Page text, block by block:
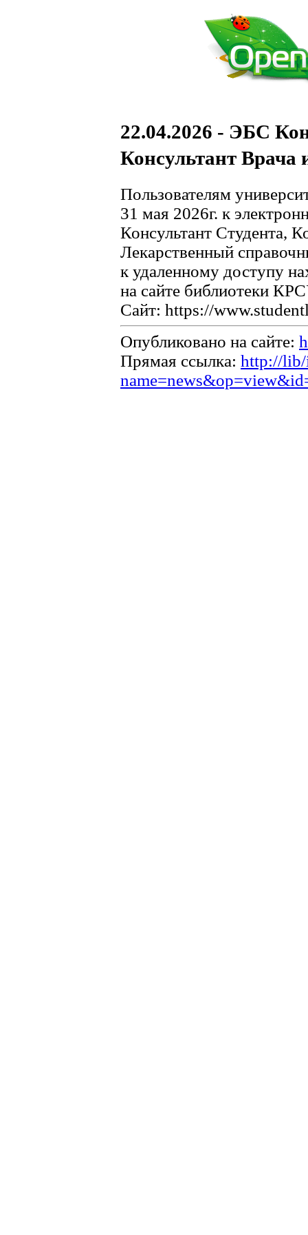
22.04.2026 - ЭБС
Консультант
Пользователям
31 мая 2026г. к
Консультант Студента,
Лекарственный
к удаленному доступу
на сайте библиотеки
Сайт: https://
Опубликовано на сайте:
Прямая ссылка: http://lib/